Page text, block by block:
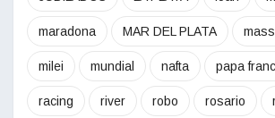
maradona MAR DEL PLATA
milei mundial nafta papa
racing river robo rosario